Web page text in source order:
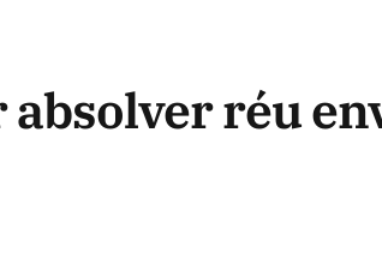
absolver réu